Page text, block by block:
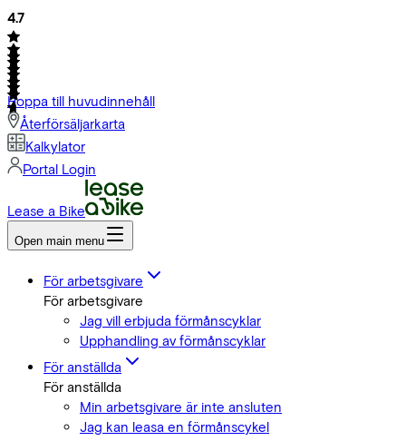
4.7
Hoppa till huvudinnehåll
Återförsäljarkarta
Kalkylator
Portal Login
Lease a Bike
Open main menu
För arbetsgivare
För arbetsgivare
Jag vill erbjuda förmånscyklar
Upphandling av förmånscyklar
För anställda
För anställda
Min arbetsgivare är inte ansluten
Jag kan leasa en förmånscykel